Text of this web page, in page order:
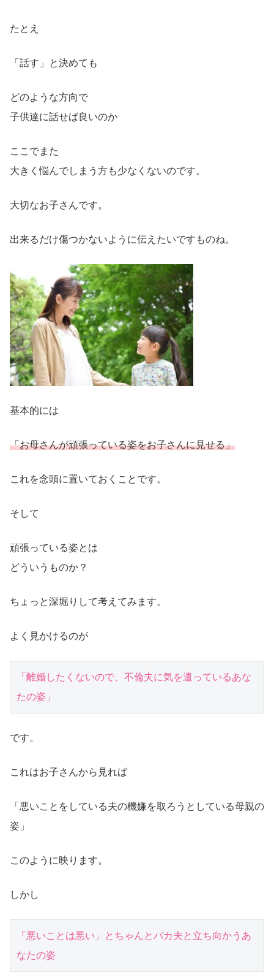
たとえ
「話す」と決めても
どのような方向で
子供達に話せば良いのか
ここでまた
大きく悩んでしまう方も少なくないのです。
大切なお子さんです。
出来るだけ傷つかないように伝えたいですものね。
基本的には
「お母さんが頑張っている姿をお子さんに見せる」
これを念頭に置いておくことです。
そして
頑張っている姿とは
どういうものか？
ちょっと深堀りして考えてみます。
よく見かけるのが
「離婚したくないので、不倫夫に気を遣っているあな
たの姿」
です。
これはお子さんから見れば
「悪いことをしている夫の機嫌を取ろうとしている母親の
姿」
このように映ります。
しかし
「悪いことは悪い」とちゃんとバカ夫と立ち向かうあ
なたの姿